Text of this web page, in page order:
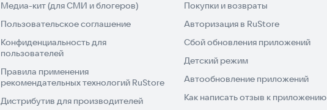
Медиа-кит (для СМИ и блогеров)
Пользовательское соглашение
Конфиденциальность для
пользователей
Правила применения
рекомендательных технологий RuStore
Дистрибутив для производителей
Покупки и возвраты
Авторизация в RuStore
Сбой обновления приложений
Детский режим
Автообновление приложений
Как написать отзыв к приложению